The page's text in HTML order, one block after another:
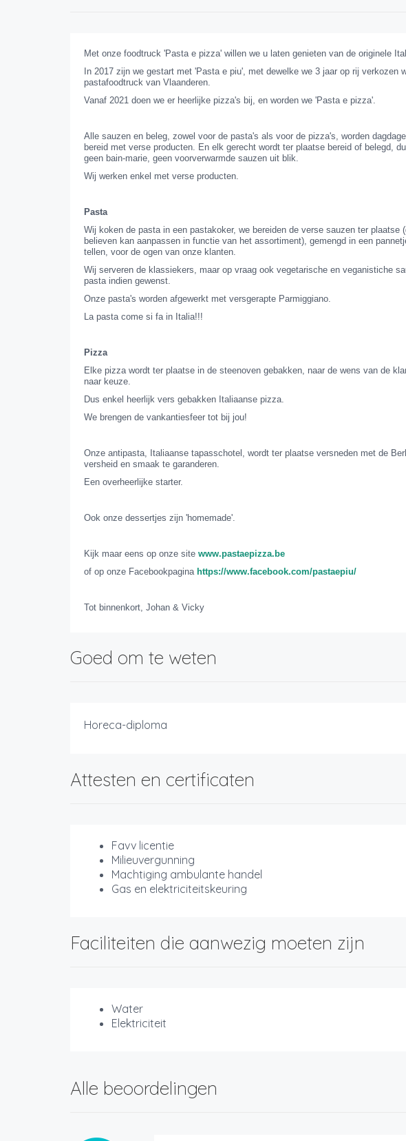
Met onze foodtruck 'Pasta e pizza' willen we u laten genieten van de originele
In 2017 zijn we gestart met 'Pasta e piu', met dewelke we 3 jaar op rij verkozen
pastafoodtruck van Vlaanderen.
Vanaf 2021 doen we er heerlijke pizza's bij, en worden we 'Pasta e pizza'.
Alle sauzen en beleg, zowel voor de pasta's als voor de pizza's, worden
bereid met verse producten. En elk gerecht wordt ter plaatse bereid of belegd,
geen bain-marie, geen voorverwarmde sauzen uit blik.
Wij werken enkel met verse producten.
Pasta
Wij koken de pasta in een pastakoker, we bereiden de verse sauzen ter plaatse
believen kan aanpassen in functie van het assortiment), gemengd in een
tellen, voor de ogen van onze klanten.
Wij serveren de klassiekers, maar op vraag ook vegetarische en veganistiche
pasta indien gewenst.
Onze pasta's worden afgewerkt met versgerapte Parmiggiano.
La pasta come si fa in Italia!!!
Pizza
Elke pizza wordt ter plaatse in de steenoven gebakken, naar de wens van de
naar keuze.
Dus enkel heerlijk vers gebakken Italiaanse pizza.
We brengen de vankantiesfeer tot bij jou!
Onze antipasta, Italiaanse tapasschotel, wordt ter plaatse versneden met de
versheid en smaak te garanderen.
Een overheerlijke starter.
Ook onze dessertjes zijn 'homemade'.
Kijk maar eens op onze site www.pastaepizza.be
of op onze Facebookpagina https://www.facebook.com/pastaepiu/
Tot binnenkort, Johan & Vicky
Goed om te weten
Horeca-diploma
Attesten en certificaten
Favv licentie
Milieuvergunning
Machtiging ambulante handel
Gas en elektriciteitskeuring
Faciliteiten die aanwezig moeten zijn
Water
Elektriciteit
Alle beoordelingen